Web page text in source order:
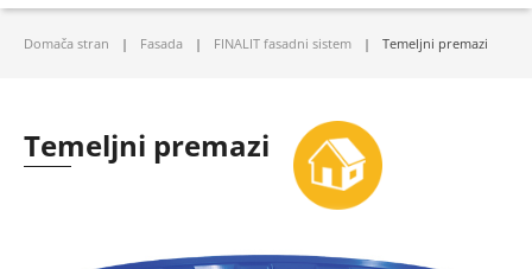
Domača stran Fasada FINALIT fasadni sistem Temeljni premazi
Temeljni premazi